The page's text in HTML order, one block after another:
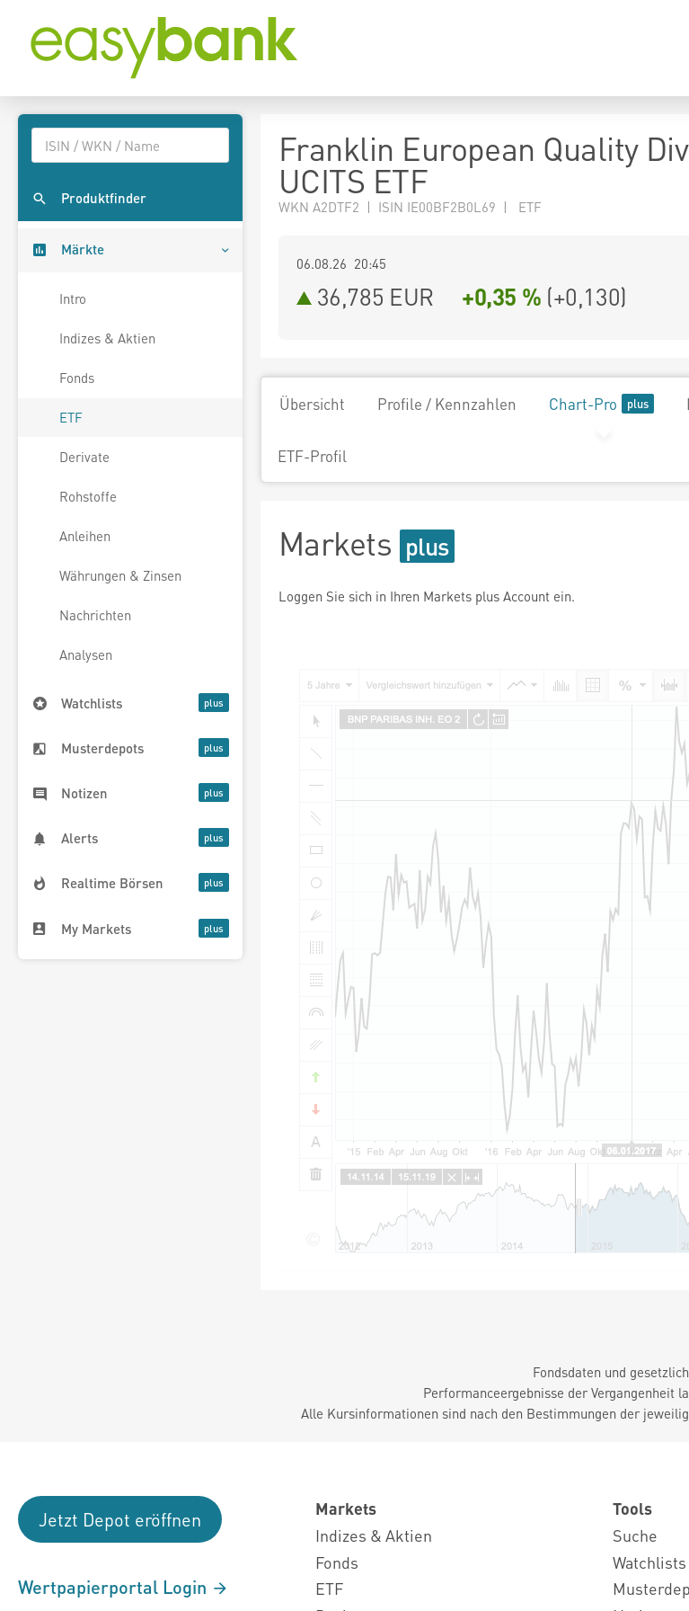
Produktfinder
Märkte
Intro
Indizes & Aktien
Fonds
ETF
Derivate
Rohstoffe
Anleihen
Währungen & Zinsen
Nachrichten
Analysen
Watchlists
Musterdepots
Notizen
Alerts
Realtime Börsen
My Markets
Franklin European Quality
UCITS ETF
WKN A2DTF2 | ISIN IE00BF2B0L69 | ETF
06.08.26 20:45
36,785 EUR +0,35 % (+0,130)
Übersicht Profile / Kennzahlen Chart-Pro
ETF-Profil
Markets
Loggen Sie sich in Ihren Markets plus Account ein.
Fondsdaten und
Performanceergebnisse der Vergangenheit
Alle Kursinformationen sind nach den Bestimmungen der
Jetzt Depot eröffnen
Wertpapierportal Login
Markets
Indizes & Aktien
Fonds
ETF
Tools
Suche
Watchlists